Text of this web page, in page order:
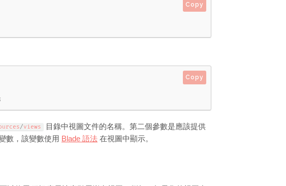
Copy
;
Copy
/views
目錄中視圖文件的名稱。第二個參數是應該提供
數，該變數使用 Blade 語法 在視圖中顯示。